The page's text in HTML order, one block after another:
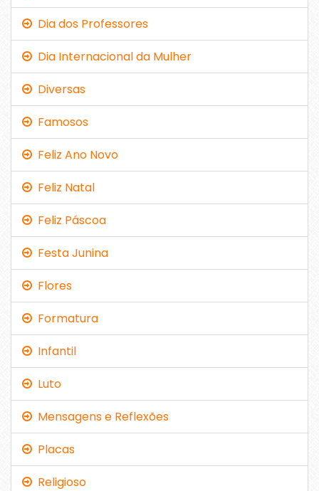
Dia dos Professores
Dia Internacional da Mulher
Diversas
Famosos
Feliz Ano Novo
Feliz Natal
Feliz Páscoa
Festa Junina
Flores
Formatura
Infantil
Luto
Mensagens e Reflexões
Placas
Religioso